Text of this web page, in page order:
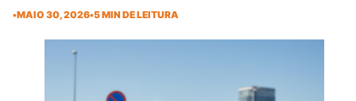
•MAIO 30, 2026•5 MIN DE LEITURA